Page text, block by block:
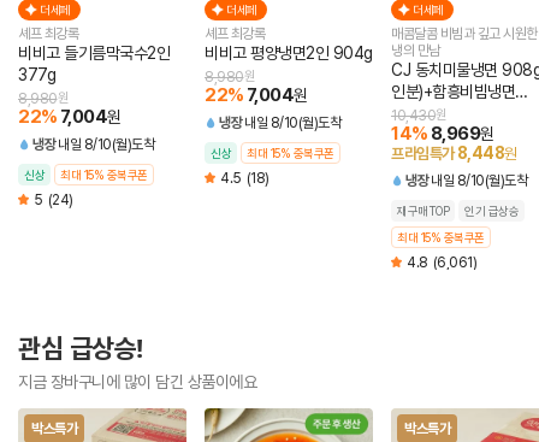
더세페
셰프 최강록
비비고 들기름막국수2인
377g
22% 7,004원
8,980원
냉장 내일 8/10(월)도착
신상 최대 15% 중복쿠폰
5 (24)
더세페
셰프 최강록
비비고 평양냉면2인 904g
22% 7,004원
8,980원
냉장 내일 8/10(월)도착
신상 최대 15% 중복쿠폰
4.5 (18)
더세페
매콤달콤 비빔과 깊고 시원
냉의 만남
CJ 동치미물냉면
인분)+함흥비빔냉면
474.4g(2인분)
14% 8,969원
10,430원
프라임특가 8,448원
냉장 내일 8/10(월)도착
재구매TOP
인기 급상승
최대 15% 중복쿠폰
4.8 (6,061)
관심 급상승!
지금 장바구니에 많이 담긴 상품이에요
박스특가 박스특가